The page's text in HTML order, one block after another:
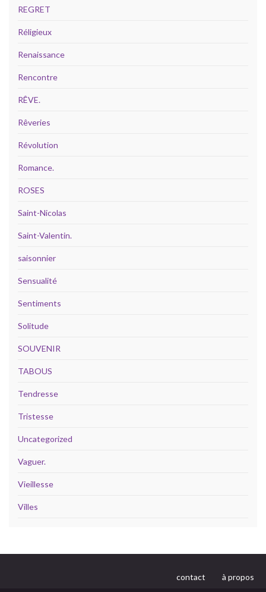
REGRET
Réligieux
Renaissance
Rencontre
RÊVE.
Rêveries
Révolution
Romance.
ROSES
Saint-Nicolas
Saint-Valentin.
saisonnier
Sensualité
Sentiments
Solitude
SOUVENIR
TABOUS
Tendresse
Tristesse
Uncategorized
Vaguer.
Vieillesse
Villes
contact à propos